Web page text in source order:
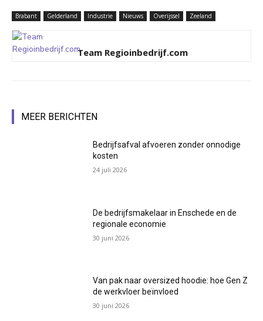
Brabant Gelderland Industrie Nieuws Overijssel Zeeland
Team Regioinbedrijf.com
MEER BERICHTEN
Bedrijfsafval afvoeren zonder onnodige
kosten
24 juli 2026
De bedrijfsmakelaar in Enschede en de
regionale economie
30 juni 2026
Van pak naar oversized hoodie: hoe Gen Z
de werkvloer beïnvloed
30 juni 2026